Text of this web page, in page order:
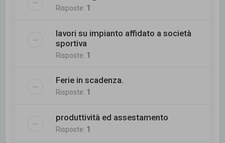
Risposte: 1
lavori su impianto affidato a società
sportiva
Risposte: 1
Ferie in scadenza.
Risposte: 1
produttività ed assestamento
Risposte: 1